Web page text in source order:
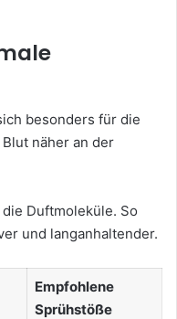
besonders für die
näher an der
Duftmoleküle. So
und langanhaltender.
Empfohlene
Sprühstöße